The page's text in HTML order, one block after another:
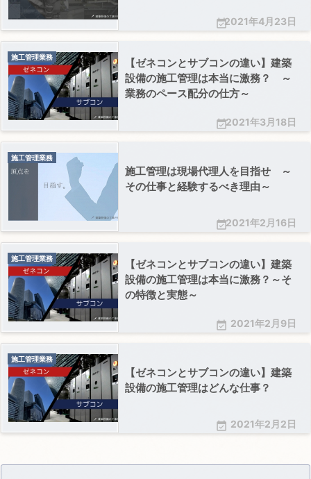
2021年4月23日
2021年3月18日
施工管理業務
【ゼネコンとサブコンの違い】建築
設備の施工管理は本当に激務？ ～
業務のペース配分の仕方～
2021年2月16日
施工管理業務
施工管理は現場代理人を目指せ ～
その仕事と経験するべき理由～
 2021年2月9日
施工管理業務
【ゼネコンとサブコンの違い】建築
設備の施工管理は本当に激務？～そ
の特徴と実態～
 2021年2月2日
施工管理業務
【ゼネコンとサブコンの違い】建築
設備の施工管理はどんな仕事？